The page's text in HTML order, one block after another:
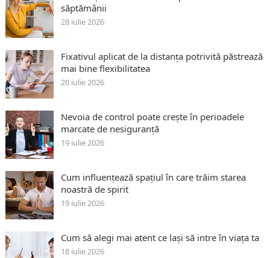
săptămânii
28 iulie 2026
Fixativul aplicat de la distanța potrivită păstrează
mai bine flexibilitatea
20 iulie 2026
Nevoia de control poate crește în perioadele
marcate de nesiguranță
19 iulie 2026
Cum influențează spațiul în care trăim starea
noastră de spirit
19 iulie 2026
Cum să alegi mai atent ce lași să intre în viața ta
18 iulie 2026